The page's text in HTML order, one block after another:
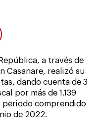
a través de
Casanare, realizó su
dando cuenta de 3
por más de 1.139
periodo comprendido
de 2022.